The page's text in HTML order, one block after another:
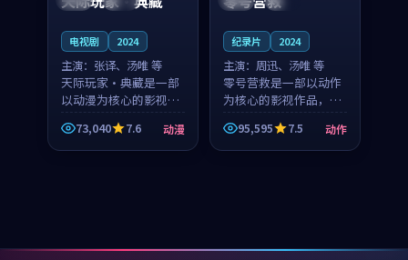
电视剧 2024
主演： 张译、汤唯 等
天际玩家·典藏是一部
以动漫为核心的影视作
品，围绕危机、反转与
人物成长展开，整体节
奏紧凑，值得推荐观
73,040 7.6 动漫
纪录片 2024
主演： 周迅、汤唯 等
零号营救是一部以动作
为核心的影视作品，围
绕危机、反转与人物成
长展开，整体节奏紧
凑，值得推荐观看。
95,595 7.5 动作